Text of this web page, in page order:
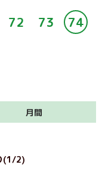
72 73 74
月間
(1/2)